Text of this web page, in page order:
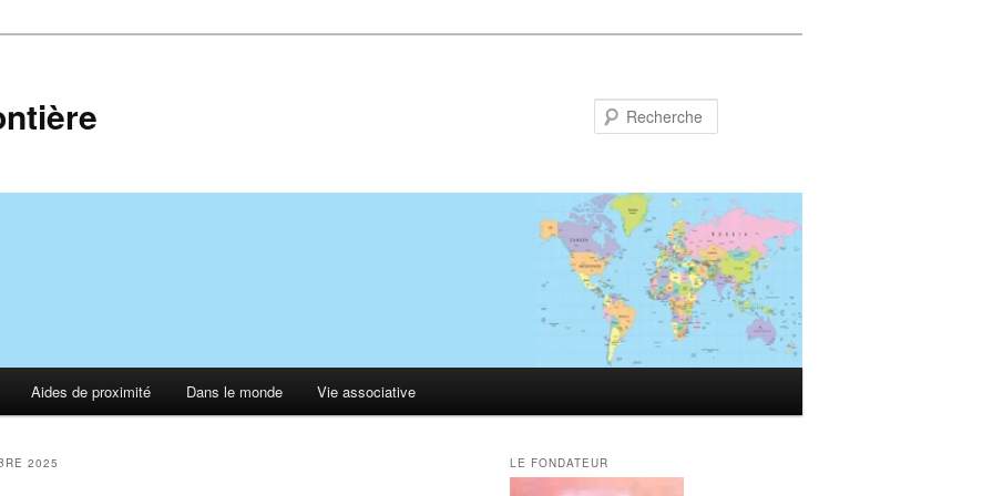
Aides de proximité Dans le monde Vie associative
2025 LE FONDATEUR